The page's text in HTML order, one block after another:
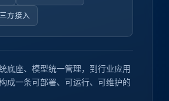
方接入
底座、模型统一管理，到行业应用
成一条可部署、可运行、可维护的